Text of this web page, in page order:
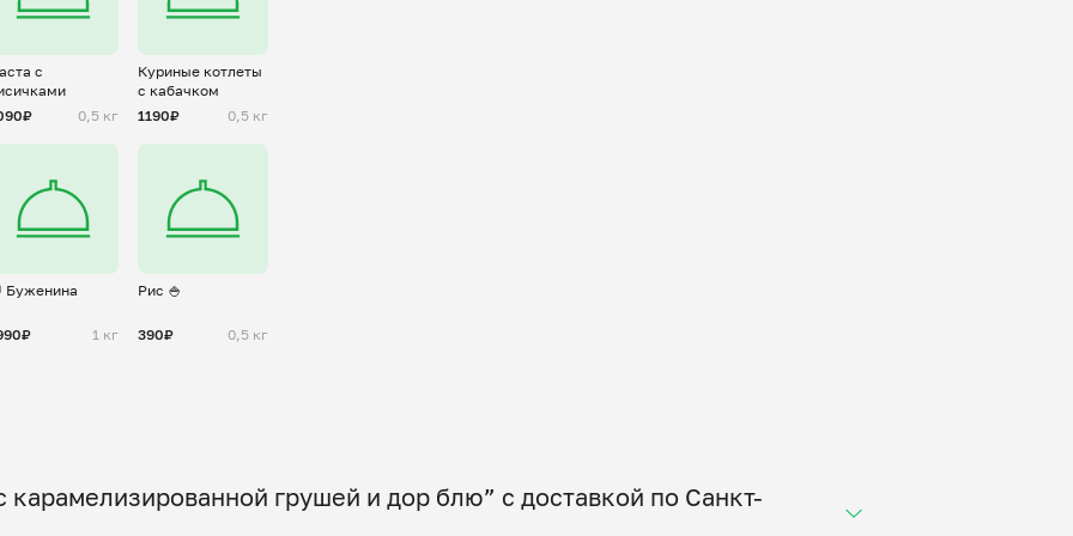
с
0,5 кг
Куриные котлеты
с кабачком
1190₽
0,5 кг
Буженина
1 кг
Рис 🍚
390₽ 0,5 кг
карамелизированной грушей и дор блю” с доставкой по Санкт-